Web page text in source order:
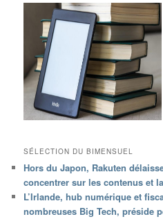
SÉLECTION DU BIMENSUEL
Hors du Japon, Rakuten
concentrer sur les contenus et
L’Irlande, hub numérique et
nombreuses Big Tech, préside